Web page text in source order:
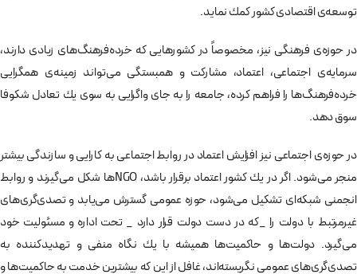
توسعه‌ی اقتصادی كشور كمك نمايد.
در حوزه‌ی فرهنگی نيز، مخصوصاً در كشورهايی كه خرده‌فرهنگ‌های زيادی دارند،
سرمايه‌ی اجتماعی، اعتماد، مشاركت و همبستگی می‌تواند زمينه‌ی همگرايی
خرده‌فرهنگ‌ها را فراهم كرده، جامعه را به جای واگرایی به سوی يك تعادل شكوفا
سوق دهد.
در حوزه‌ی اجتماعی نيز افزايش اعتماد در روابط اجتماعی به كارايی و سازندگی بيشتر
منجر می‌شود. اگر در يك كشور اعتماد برقرار باشد، NGOها شكل می‌گيرند و روابط
انجمنی شبكه‌ای تشكيل می‌شود، حوزه عمومی گسترش می‌يابد و تصدی‌گری‌های
غيرمرتبط با دولت را _كه در دست دولت قرار دارد _ تحت اداره و مسئوليت خود
می‌گيرد. دولت‌ها و حاكميت‌ها هميشه با يك نگاه منفی و تهديدكننده به
تصدی‌گری‌های عمومی نگريسته‌اند، غافل از اين كه بيشترين خدمت به حاكميت‌ها و